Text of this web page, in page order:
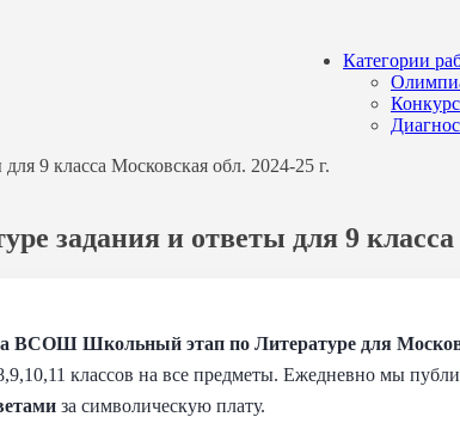
Категории
9 класса Московская обл. 2024-25 г.
задания и ответы для 9 класса
ВСОШ Школьный этап по Литературе для
классов на все предметы. Ежедневно мы
за символическую плату.